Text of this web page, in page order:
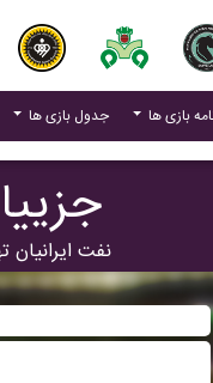
بازی ها جدول بازی ها
نفت